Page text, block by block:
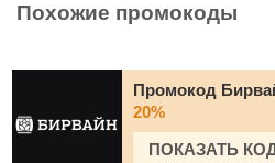
Похожие промокоды
Промокод
20%
ПОКАЗАТЬ